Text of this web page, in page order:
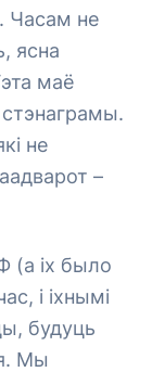
Часам не
ясна
маё
не
–
(а іх было
і іхнымі
будуць
Мы